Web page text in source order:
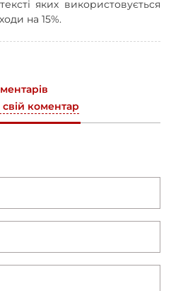
яких використовується
на 15%.
коментар